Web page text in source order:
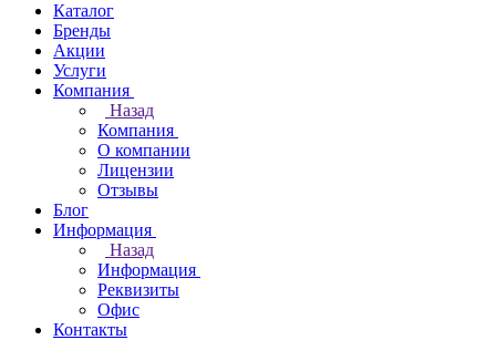
Каталог
Бренды
Акции
Услуги
Компания
Назад
Компания
О компании
Лицензии
Отзывы
Блог
Информация
Назад
Информация
Реквизиты
Офис
Контакты